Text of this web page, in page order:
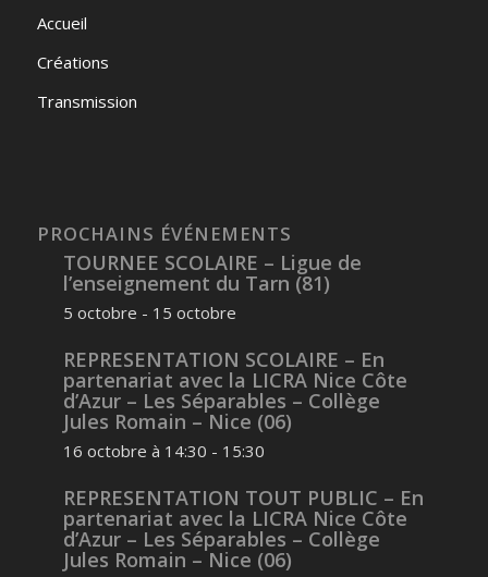
Accueil
Créations
Transmission
PROCHAINS ÉVÉNEMENTS
TOURNEE SCOLAIRE – Ligue de
l’enseignement du Tarn (81)
5 octobre - 15 octobre
REPRESENTATION SCOLAIRE – En
partenariat avec la LICRA Nice Côte
d’Azur – Les Séparables – Collège
Jules Romain – Nice (06)
16 octobre à 14:30 - 15:30
REPRESENTATION TOUT PUBLIC – En
partenariat avec la LICRA Nice Côte
d’Azur – Les Séparables – Collège
Jules Romain – Nice (06)